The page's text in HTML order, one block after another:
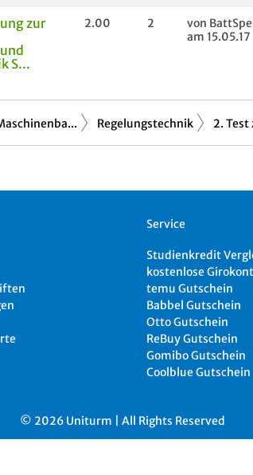
zur
S...
2.00 2
von
am 15.05.17
Regelungstechnik 2.
Service
Studienkredit
kostenlose
temu Gutschein
Babbel Gutschein
Otto Gutschein
ReBuy Gutschein
Gomibo Gutschein
Coolblue Gutschein
© 2026 Uniturm | All Rights Reserved